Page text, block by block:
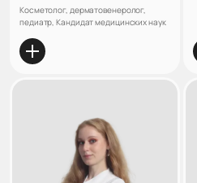
Косметолог, дерматовенеролог,
педиатр, Кандидат медицинских наук